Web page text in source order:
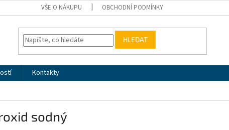
VŠE O NÁKUPU OBCHODNÍ PODMÍNKY
HLEDAT
Kontakty
sodný